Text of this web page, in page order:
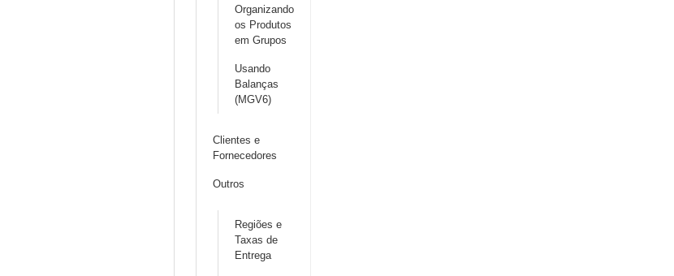
Organizando
os Produtos
em Grupos
Usando
Balanças
(MGV6)
Clientes e
Fornecedores
Outros
Regiões e
Taxas de
Entrega